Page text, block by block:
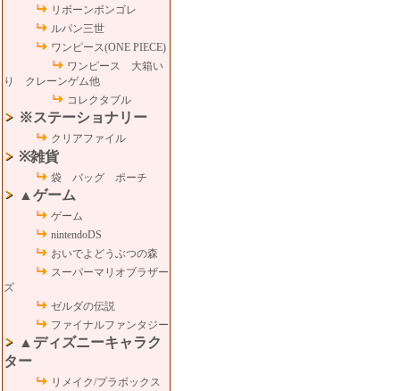
リボーンボンゴレ
ルパン三世
ワンピース(ONE PIECE)
ワンピース 大箱い
り クレーンゲム他
コレクタブル
※ステーショナリー
クリアファイル
※雑貨
袋 バッグ ポーチ
▲ゲーム
ゲーム
nintendoDS
おいでよどうぶつの森
スーパーマリオブラザー
ズ
ゼルダの伝説
ファイナルファンタジー
▲ディズニーキャラク
ター
リメイク/プラボックス